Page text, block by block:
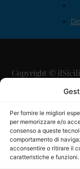
Per fornire le migliori
per memorizzare e/o
consenso a queste
comportamento di
acconsentire o ritirare il
caratteristiche e funzioni.
Copyright ©
Direttore
Direttore